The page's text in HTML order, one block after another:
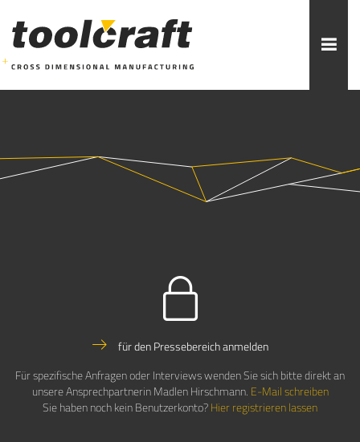
für den Pressebereich anmelden
Für spezifische Anfragen oder Interviews wenden Sie sich bitte direkt an
unsere Ansprechpartnerin Madlen Hirschmann. E-Mail schreiben
Sie haben noch kein Benutzerkonto?Hier registrieren lassen
ADDITIVE FERTIGUNG ROBOTIK ZERSPANUNG
AUSBILDUNG